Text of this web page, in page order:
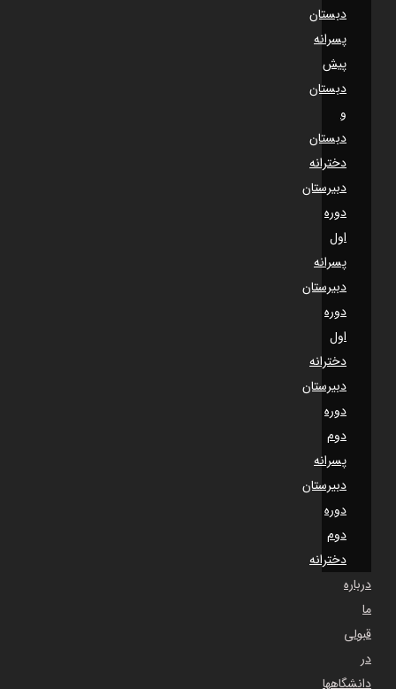
دبستان
پسرانه
پیش
دبستان
و
دبستان
دخترانه
دبیرستان
دوره
اول
پسرانه
دبیرستان
دوره
اول
دخترانه
دبیرستان
دوره
دوم
پسرانه
دبیرستان
دوره
دوم
دخترانه
درباره
ما
قبولی
در
دانشگاهها